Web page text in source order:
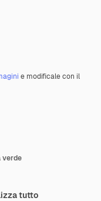
e modificale con il
verde
tutto